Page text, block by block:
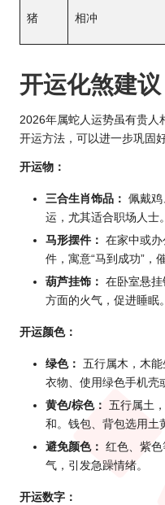
猪 相冲
开运化煞建议
2026年属蛇人运势虽有贵人
开运方法，可以进一步巩固
开运物：
三合生肖饰品： 佩戴鸡
运，尤其适合职场人士。
马形摆件： 在家中或
件，寓意“马到成功”，
葫芦挂饰： 在卧室悬
方面的火气，促进睡眠。
开运颜色：
绿色： 五行属木，木
衣物、使用绿色手机壳
黄色/棕色： 五行属土
和。钱包、背包选用土
避免颜色： 红色、紫
气，引发急躁情绪。
开运数字：